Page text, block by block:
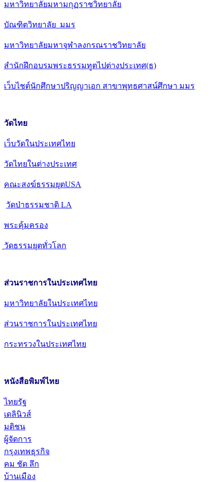
มหาวิทยาลัยมหามกุฏราชวิทยาลัย
บัณฑิตวิทยาลัย มมร
มหาวิทยาลัยมหาจุฬาลงกรณราชวิทยาลัย
สำนักฝึกอบรมพระธรรมทูตไปต่างประเทศ(ธ)
เว็บไชต์นักศึกษาปริญญาเอก สาขาพุทธศาสน์ศึกษา มมร
วัดไทย
เว็บวัดในประเทศไทย
วัดไทยในต่างประเทศ
คณะสงฆ์ธรรมยุตUSA
วัดป่าธรรมชาติ LA
พระคุ้มครอง
วัดธรรมยุตทั่วโลก
ส่วนราชการในประเทศไทย
มหาวิทยาลัยในประเทศไทย
ส่วนราชการในประเทศไทย
กระทรวงในประเทศไทย
หนังสือพิมพ์ไทย
ไทยรัฐ
เดลินิวส์
มติชน
ผู้จัดการ
กรุงเทพธุรกิจ
คม ชัด ลึก
บ้านเมือง